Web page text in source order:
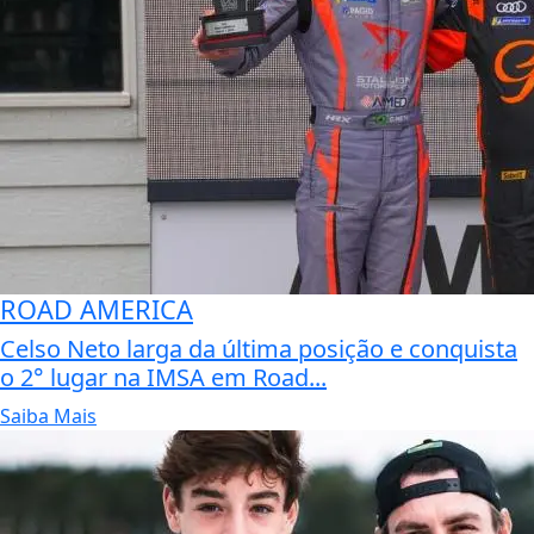
ROAD AMERICA
Celso Neto larga da última posição e conquista
o 2° lugar na IMSA em Road...
Saiba Mais